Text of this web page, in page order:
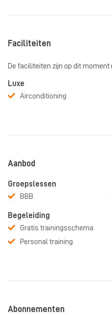
Faciliteiten
De faciliteiten zijn op dit moment
Luxe
Airconditioning
Aanbod
Groepslessen
BBB
Begeleiding
Gratis trainingsschema
Personal training
Abonnementen